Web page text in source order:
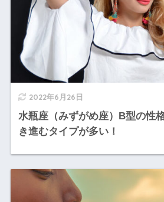
2022年6月26日
水瓶座（みずがめ座）B型の性
き進むタイプが多い！